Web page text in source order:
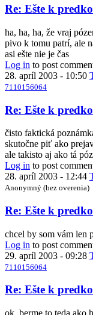
In
reply
to
Re:
Ešte
k
predkole
Porty
v
Košiciach
-
7110156064
Re: Ešte k
ha, ha, ha, že vraj
pivo k tomu patrí, ale
asi ešte nie je čas
Log in to post
28. apríl 2003 - 10:50
7110156064
In
reply
to
Re:
Ešte
k
predkole
Porty
v
Košiciach
-
Anonymný
(bez
overenia)
Re: Ešte k
čisto faktická
skutočne piť ako
ale takisto aj ako tá
Log in to post
28. apríl 2003 - 12:44
Anonymný (bez overenia)
In
reply
to
Re:
Ešte
k
predkole
Porty
v
Re: Ešte k
chcel by som vám len
Log in to post
29. apríl 2003 - 09:28
7110156064
In
reply
to
Re: Ešte k